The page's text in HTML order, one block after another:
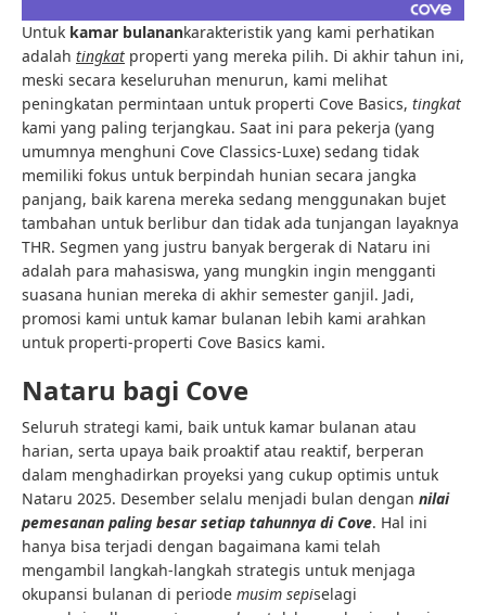
Untuk kamar bulanankarakteristik yang kami perhatikan
adalah tingkat properti yang mereka pilih. Di akhir tahun ini,
meski secara keseluruhan menurun, kami melihat
peningkatan permintaan untuk properti Cove Basics, tingkat
kami yang paling terjangkau. Saat ini para pekerja (yang
umumnya menghuni Cove Classics-Luxe) sedang tidak
memiliki fokus untuk berpindah hunian secara jangka
panjang, baik karena mereka sedang menggunakan bujet
tambahan untuk berlibur dan tidak ada tunjangan layaknya
THR. Segmen yang justru banyak bergerak di Nataru ini
adalah para mahasiswa, yang mungkin ingin mengganti
suasana hunian mereka di akhir semester ganjil. Jadi,
promosi kami untuk kamar bulanan lebih kami arahkan
untuk properti-properti Cove Basics kami.
Nataru bagi Cove
Seluruh strategi kami, baik untuk kamar bulanan atau
harian, serta upaya baik proaktif atau reaktif, berperan
dalam menghadirkan proyeksi yang cukup optimis untuk
Nataru 2025. Desember selalu menjadi bulan dengan nilai
pemesanan paling besar setiap tahunnya di Cove. Hal ini
hanya bisa terjadi dengan bagaimana kami telah
mengambil langkah-langkah strategis untuk menjaga
okupansi bulanan di periode musim sepiselagi